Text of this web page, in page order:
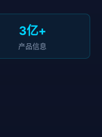
3亿+
产品信息